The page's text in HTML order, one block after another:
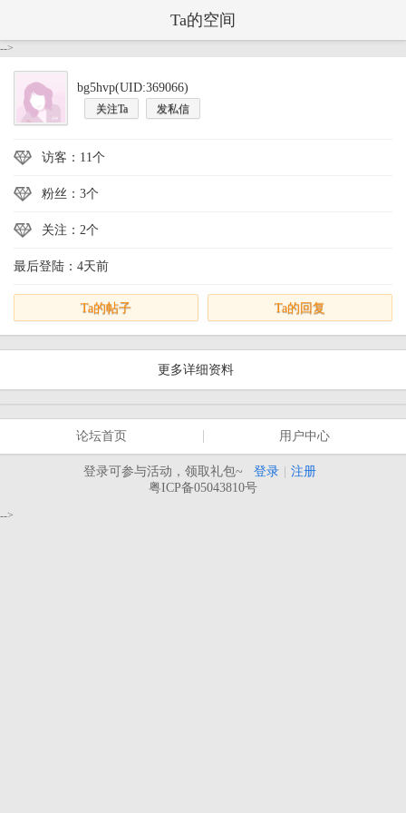
Ta的空间
-->
bg5hvp(UID:369066)
关注Ta 发私信
访客：11个
粉丝：3个
关注：2个
最后登陆：4天前
Ta的帖子 Ta的回复
更多详细资料
论坛首页 用户中心
登录可参与活动，领取礼包~ 登录
注册
粤ICP备05043810号
-->